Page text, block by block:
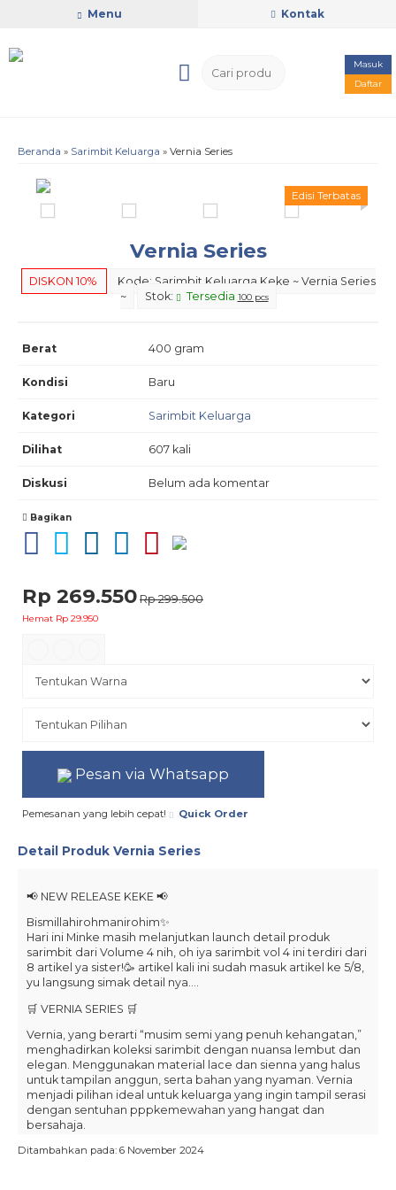
Menu Kontak
Masuk
Daftar
Beranda » Sarimbit Keluarga » Vernia Series
Edisi Terbatas
Vernia Series
DISKON 10%
Kode: Sarimbit Keluarga Keke ~ Vernia Series
~
Stok: Tersedia 100 pcs
Berat 400 gram
Kondisi Baru
Kategori Sarimbit Keluarga
Dilihat 607 kali
Diskusi Belum ada komentar
Bagikan
Rp 269.550 Rp 299.500
Hemat Rp 29.950
Pesan via Whatsapp
Pemesanan yang lebih cepat! Quick Order
Detail Produk Vernia Series
📢 NEW RELEASE KEKE 📢
Bismillahirohmanirohim✨
Hari ini Minke masih melanjutkan launch detail produk
sarimbit dari Volume 4 nih, oh iya sarimbit vol 4 ini terdiri dari
8 artikel ya sister!🥳 artikel kali ini sudah masuk artikel ke 5/8,
yu langsung simak detail nya….
🛒 VERNIA SERIES 🛒
Vernia, yang berarti “musim semi yang penuh kehangatan,”
menghadirkan koleksi sarimbit dengan nuansa lembut dan
elegan. Menggunakan material lace dan sienna yang halus
untuk tampilan anggun, serta bahan yang nyaman. Vernia
menjadi pilihan ideal untuk keluarga yang ingin tampil serasi
dengan sentuhan pppkemewahan yang hangat dan
bersahaja.
Didesain anggun dan menawan dengan variasi layer hidup
Ditambahkan pada: 6 November 2024